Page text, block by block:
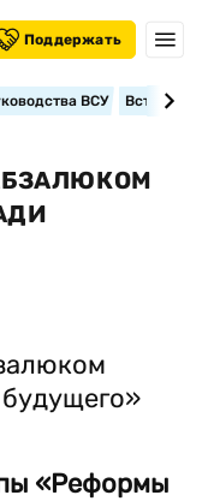
Поддержать
ВСУ
«Реформы